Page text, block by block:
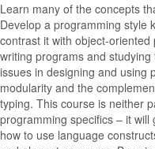
Learn many of the concepts
Develop a programming style
contrast it with object-
writing programs and
issues in designing and using
modularity and the
typing. This course is neither
programming specifics – it
how to use language